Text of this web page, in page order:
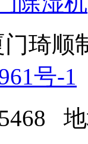
琦
号-1